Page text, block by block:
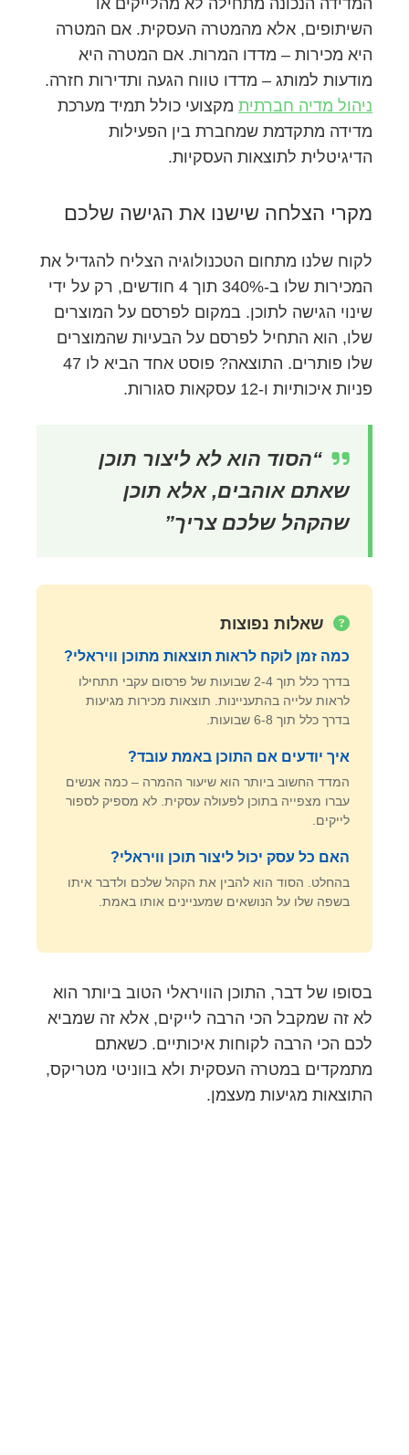
המדידה הנכונה מתחילה לא מהלייקים או
השיתופים, אלא מהמטרה העסקית. אם המטרה
היא מכירות – מדדו המרות. אם המטרה היא
מודעות למותג – מדדו טווח הגעה ותדירות חזרה.
ניהול מדיה חברתית מקצועי כולל תמיד מערכת
מדידה מתקדמת שמחברת בין הפעילות
הדיגיטלית לתוצאות העסקיות.
מקרי הצלחה שישנו את הגישה שלכם
לקוח שלנו מתחום הטכנולוגיה הצליח להגדיל את
המכירות שלו ב-340% תוך 4 חודשים, רק על ידי
שינוי הגישה לתוכן. במקום לפרסם על המוצרים
שלו, הוא התחיל לפרסם על הבעיות שהמוצרים
שלו פותרים. התוצאה? פוסט אחד הביא לו 47
פניות איכותיות ו-12 עסקאות סגורות.
“הסוד הוא לא ליצור תוכן
שאתם אוהבים, אלא תוכן
שהקהל שלכם צריך”
שאלות נפוצות
כמה זמן לוקח לראות תוצאות מתוכן וויראלי?
בדרך כלל תוך 2-4 שבועות של פרסום עקבי תתחילו
לראות עלייה בהתעניינות. תוצאות מכירות מגיעות
בדרך כלל תוך 6-8 שבועות.
איך יודעים אם התוכן באמת עובד?
המדד החשוב ביותר הוא שיעור ההמרה – כמה אנשים
עברו מצפייה בתוכן לפעולה עסקית. לא מספיק לספור
לייקים.
האם כל עסק יכול ליצור תוכן וויראלי?
בהחלט. הסוד הוא להבין את הקהל שלכם ולדבר איתו
בשפה שלו על הנושאים שמעניינים אותו באמת.
בסופו של דבר, התוכן הוויראלי הטוב ביותר הוא
לא זה שמקבל הכי הרבה לייקים, אלא זה שמביא
לכם הכי הרבה לקוחות איכותיים. כשאתם
מתמקדים במטרה העסקית ולא בווניטי מטריקס,
התוצאות מגיעות מעצמן.